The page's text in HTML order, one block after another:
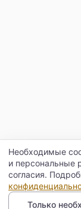
Необходимые
и персональные
согласия.
Только